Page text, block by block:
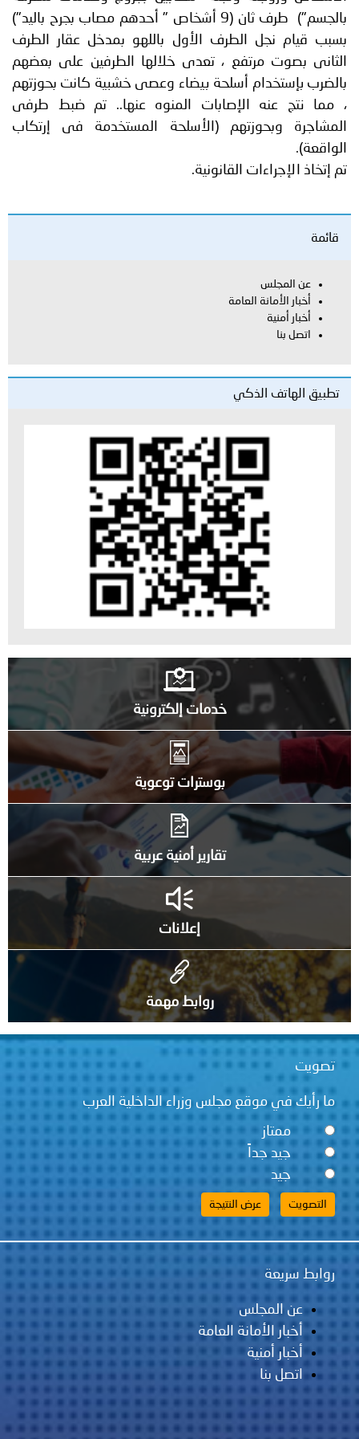
بالجسم") طرف ثان (9 أشخاص " أحدهم مصاب بجرح باليد")
بسبب قيام نجل الطرف الأول باللهو بمدخل عقار الطرف
الثانى بصوت مرتفع ، تعدى خلالها الطرفين على بعضهم
بالضرب بإستخدام أسلحة بيضاء وعصى خشبية كانت بحوزتهم
، مما نتج عنه الإصابات المنوه عنها.. تم ضبط طرفى
المشاجرة وبحوزتهم (الأسلحة المستخدمة فى إرتكاب
الواقعة).
تم إتخاذ الإجراءات القانونية.
قائمة
عن المجلس
أخبار الأمانة العامة
أخبار أمنية
اتصل بنا
تطبيق الهاتف الذكي
خدمات إلكترونية
بوسترات توعوية
تقارير أمنية عربية
إعلانات
روابط مهمة
تصويت
ما رأيك في موقع مجلس وزراء الداخلية العرب
ممتاز
جيد جداً
جيد
روابط سريعة
عن المجلس
أخبار الأمانة العامة
أخبار أمنية
اتصل بنا